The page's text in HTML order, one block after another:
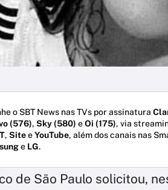
o SBT News nas TVs por assinatura
(576), Sky (580) eOi (175), via
, SiteeYouTube, além dos canais nas
e LG.
de São Paulo solicitou,